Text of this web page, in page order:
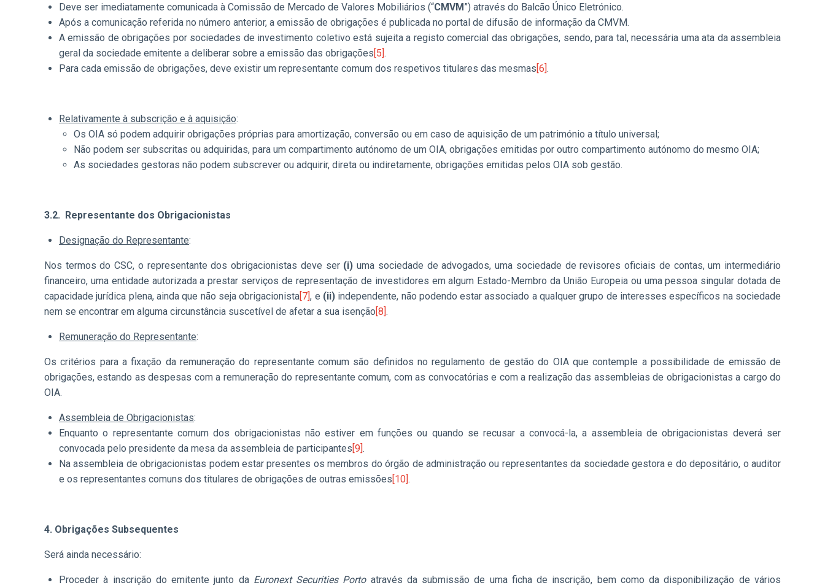
Deve ser imediatamente comunicada à Comissão de Mercado de Valores Mobiliários (“CMVM”) através do Balcão Único Eletrónico.
Após a comunicação referida no número anterior, a emissão de obrigações é publicada no portal de difusão de informação da CMVM.
A emissão de obrigações por sociedades de investimento coletivo está sujeita a registo comercial das obrigações, sendo, para tal, necessária uma ata da assembleia
geral da sociedade emitente a deliberar sobre a emissão das obrigações[5].
Para cada emissão de obrigações, deve existir um representante comum dos respetivos titulares das mesmas[6].
Relativamente à subscrição e à aquisição:
Os OIA só podem adquirir obrigações próprias para amortização, conversão ou em caso de aquisição de um património a título universal;
Não podem ser subscritas ou adquiridas, para um compartimento autónomo de um OIA, obrigações emitidas por outro compartimento autónomo do mesmo OIA;
As sociedades gestoras não podem subscrever ou adquirir, direta ou indiretamente, obrigações emitidas pelos OIA sob gestão.
3.2. Representante dos Obrigacionistas
Designação do Representante:
Nos termos do CSC, o representante dos obrigacionistas deve ser (i)uma sociedade de advogados, uma sociedade de revisores oficiais de contas, um intermediário
financeiro, uma entidade autorizada a prestar serviços de representação de investidores em algum Estado-Membro da União Europeia ou uma pessoa singular dotada de
capacidade jurídica plena, ainda que não seja obrigacionista[7], e (ii)independente, não podendo estar associado a qualquer grupo de interesses específicos na sociedade
nem se encontrar em alguma circunstância suscetível de afetar a sua isenção[8].
Remuneração do Representante:
Os critérios para a fixação da remuneração do representante comum são definidos no regulamento de gestão do OIA que contemple a possibilidade de emissão de
obrigações, estando as despesas com a remuneração do representante comum, com as convocatórias e com a realização das assembleias de obrigacionistas a cargo do
OIA.
Assembleia de Obrigacionistas:
Enquanto o representante comum dos obrigacionistas não estiver em funções ou quando se recusar a convocá-la, a assembleia de obrigacionistas deverá ser
convocada pelo presidente da mesa da assembleia de participantes[9].
Na assembleia de obrigacionistas podem estar presentes os membros do órgão de administração ou representantes da sociedade gestora e do depositário, o auditor
e os representantes comuns dos titulares de obrigações de outras emissões[10].
4. Obrigações Subsequentes
Será ainda necessário:
Proceder à inscrição do emitente junto da Euronext Securities Portoatravés da submissão de uma ficha de inscrição, bem como da disponibilização de vários